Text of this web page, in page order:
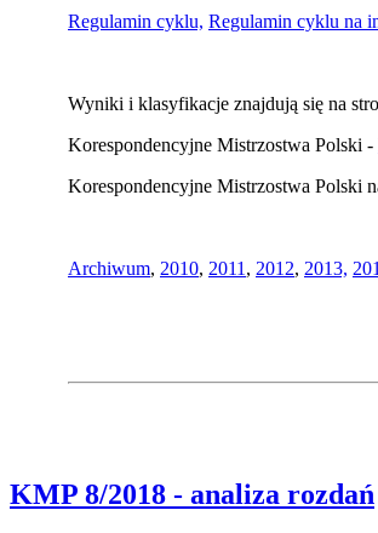
Regulamin cyklu, Regulamin cyklu na
Wyniki i klasyfikacje znajdują się na
Korespondencyjne Mistrzostwa Polski -
Korespondencyjne Mistrzostwa Polski
Archiwum, 2010, 2011 , 2012, 2013,
KMP 8/2018 - analiza rozdań